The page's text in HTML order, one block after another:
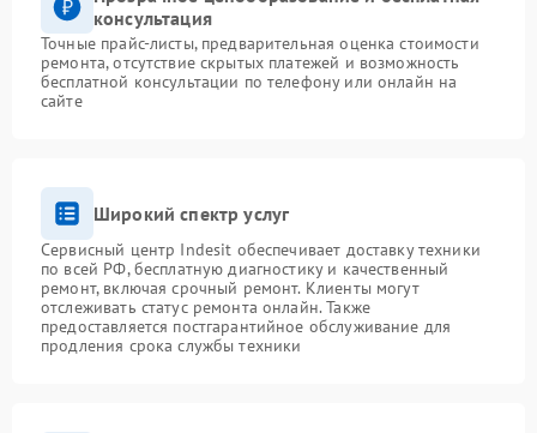
консультация
Точные прайс-листы, предварительная оценка стоимости
ремонта, отсутствие скрытых платежей и возможность
бесплатной консультации по телефону или онлайн на
сайте
Широкий спектр услуг
Сервисный центр Indesit обеспечивает доставку техники
по всей РФ, бесплатную диагностику и качественный
ремонт, включая срочный ремонт. Клиенты могут
отслеживать статус ремонта онлайн. Также
предоставляется постгарантийное обслуживание для
продления срока службы техники